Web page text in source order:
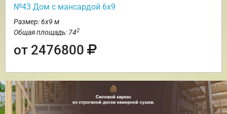
№43 Дом с мансардой 6х9
Размер: 6х9 м
Общая площадь: 742
от 2476800